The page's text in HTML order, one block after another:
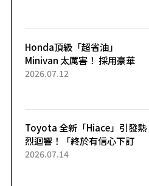
Honda頂級「超省油」
Minivan 太厲害！ 採用豪華
「真皮座椅」與專屬「黑色內
「三...
2026.07.12
Toyota 全新「Hiace」引發熱
烈迴響！「終於有信心下訂
了！」「哪個等級交車最
2026.07.14